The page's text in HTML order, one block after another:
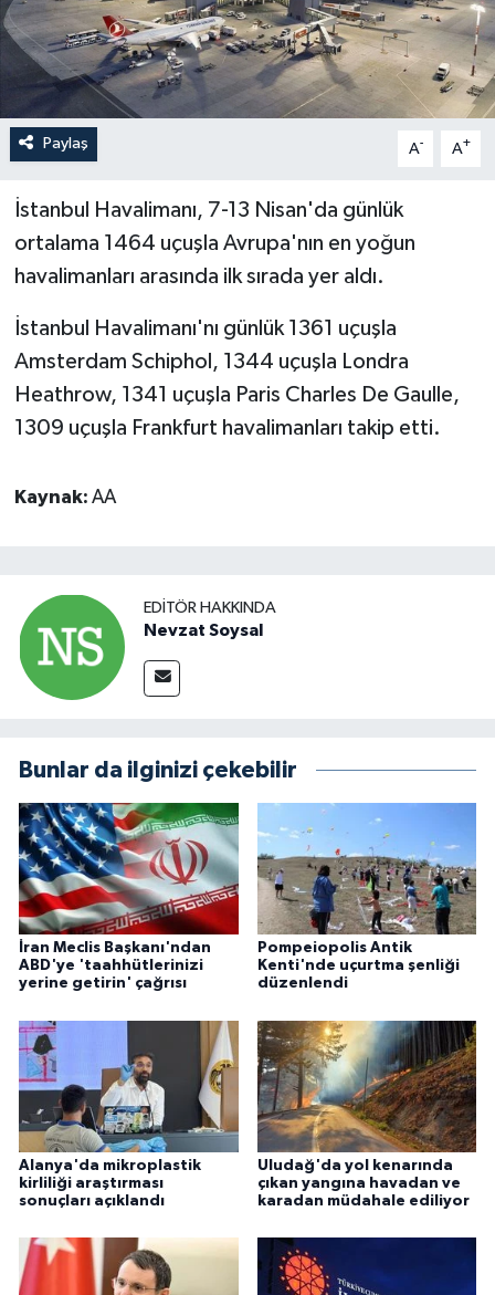
Paylaş A- A+
İstanbul Havalimanı, 7-13 Nisan'da günlük
ortalama 1464 uçuşla Avrupa'nın en yoğun
havalimanları arasında ilk sırada yer aldı.
İstanbul Havalimanı'nı günlük 1361 uçuşla
Amsterdam Schiphol, 1344 uçuşla Londra
Heathrow, 1341 uçuşla Paris Charles De Gaulle,
1309 uçuşla Frankfurt havalimanları takip etti.
Kaynak: AA
EDITÖR HAKKINDA
Nevzat Soysal
Bunlar da ilginizi çekebilir
İran Meclis Başkanı'ndan
ABD'ye 'taahhütlerinizi
yerine getirin' çağrısı
Pompeiopolis Antik
Kenti'nde uçurtma şenliği
düzenlendi
Alanya'da mikroplastik
kirliliği araştırması
sonuçları açıklandı
Uludağ'da yol kenarında
çıkan yangına havadan ve
karadan müdahale ediliyor